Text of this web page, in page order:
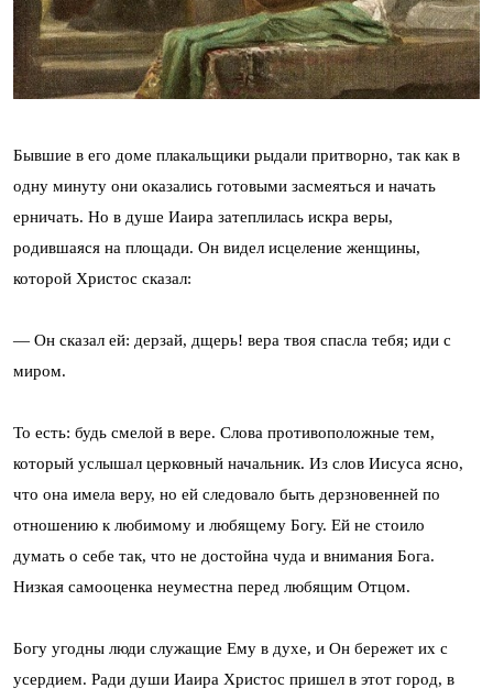
Бывшие в его доме плакальщики рыдали притворно, так как в
одну минуту они оказались готовыми засмеяться и начать
ерничать. Но в душе Иаира затеплилась искра веры,
родившаяся на площади. Он видел исцеление женщины,
которой Христос сказал:
— Он сказал ей: дерзай, дщерь! вера твоя спасла тебя; иди с
миром.
То есть: будь смелой в вере. Слова противоположные тем,
который услышал церковный начальник. Из слов Иисуса ясно,
что она имела веру, но ей следовало быть дерзновенней по
отношению к любимому и любящему Богу. Ей не стоило
думать о себе так, что не достойна чуда и внимания Бога.
Низкая самооценка неуместна перед любящим Отцом.
Богу угодны люди служащие Ему в духе, и Он бережет их с
усердием. Ради души Иаира Христос пришел в этот город, в